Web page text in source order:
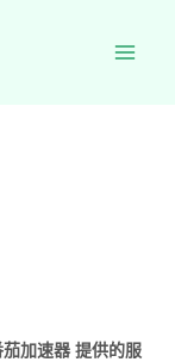
加速器 提供的服